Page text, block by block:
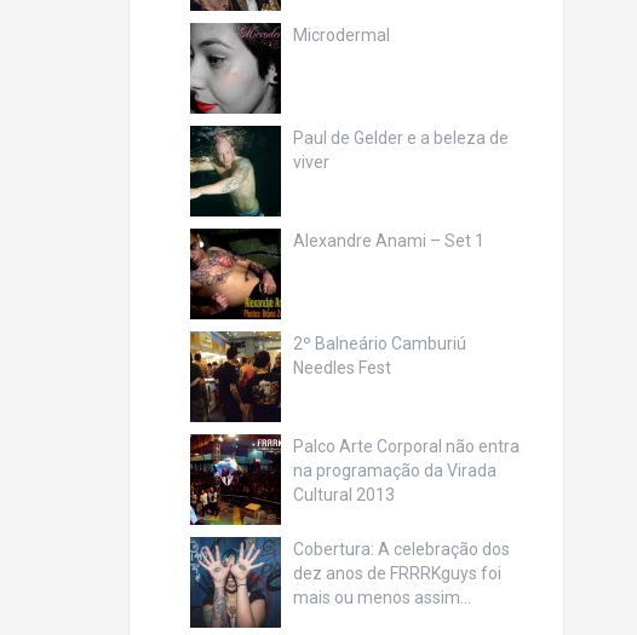
Microdermal
Paul de Gelder e a beleza de
viver
Alexandre Anami – Set 1
2º Balneário Camburiú
Needles Fest
Palco Arte Corporal não entra
na programação da Virada
Cultural 2013
Cobertura: A celebração dos
dez anos de FRRRKguys foi
mais ou menos assim…